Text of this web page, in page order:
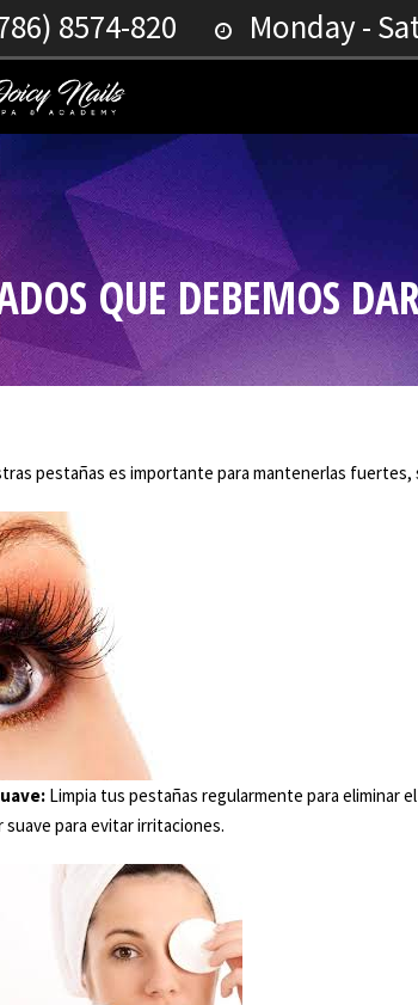
8574-820 Monday -
QUE DEBEMOS
pestañas es importante para mantenerlas fuertes,
Limpia tus pestañas regularmente para eliminar
suave para evitar irritaciones.